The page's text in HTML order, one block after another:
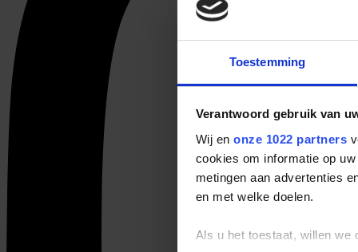
Toestemming
Verantwoord gebruik van
Wij en onze 1022 partners
cookies om informatie op
metingen aan advertenties
en met welke doelen.
Als u het toestaat, willen we